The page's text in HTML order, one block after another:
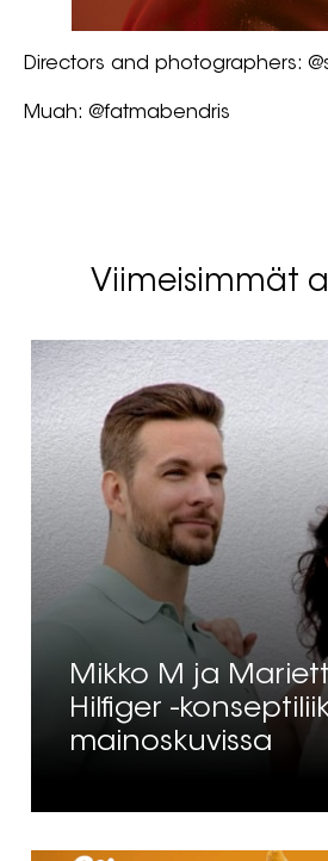
Directors and photographers:
Muah: @fatmabendris
Viimeisimmät
Mikko M ja
Hilfiger -
mainoskuvissa